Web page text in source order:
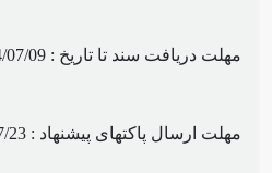
مهلت دریافت سند تا تاریخ : 1404/07/09 و ساعت : 15:00
مهلت ارسال پاکتهای پیشنهاد : 1404/07/23 و ساعت : 15:00